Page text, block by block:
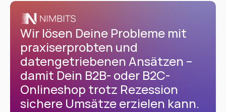
Wir lösen Deine Probleme mit
praxiserprobten und
datengetriebenen Ansätzen –
damit Dein B2B- oder B2C-
Onlineshop trotz Rezession
sichere Umsätze erzielen kann.